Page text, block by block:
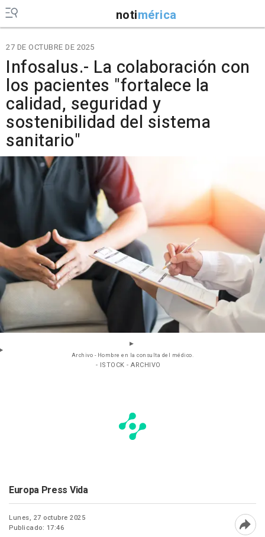
notimérica
27 DE OCTUBRE DE 2025
Infosalus.- La colaboración con
los pacientes "fortalece la
calidad, seguridad y
sostenibilidad del sistema
sanitario"
Archivo - Hombre en la consulta del médico.
- ISTOCK - ARCHIVO
Europa Press Vida
Lunes, 27 octubre 2025
Publicado: 17:46